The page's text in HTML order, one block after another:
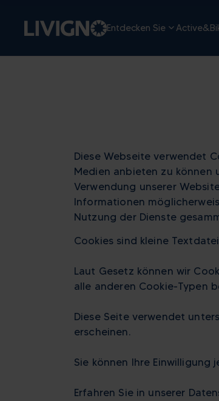
Entdecken Sie
Diese Webseite verwendet
Medien anbieten zu können
Verwendung unserer
Informationen
Nutzung der Dienste
Cookies sind kleine
Laut Gesetz können wir
alle anderen Cookie-Typen
Diese Seite verwendet
erscheinen.
Sie können Ihre
Erfahren Sie in unserer